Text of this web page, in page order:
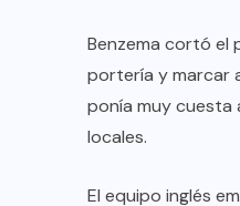
Benzema cortó el
portería y marcar
ponía muy cuesta
locales.
El equipo inglés